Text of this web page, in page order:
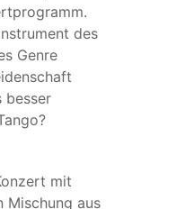
des
Genre
besser
mit
Mischung aus